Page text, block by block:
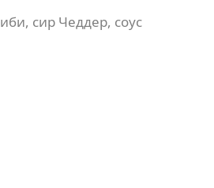
сир Чеддер, соус